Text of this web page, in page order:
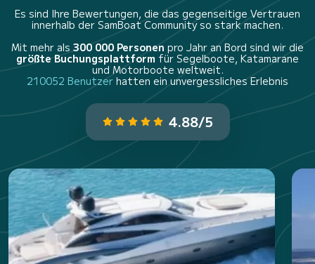
Es sind Ihre Bewertungen, die das gegenseitige Vertrauen
innerhalb der SamBoat Community so stark machen.
Mit mehr als 300 000 Personen pro Jahr an Bord sind wir die
größte Buchungsplattform für Segelboote, Katamarane
und Motorboote weltweit.
210052 Benutzer hatten ein unvergessliches Erlebnis
4.88/5